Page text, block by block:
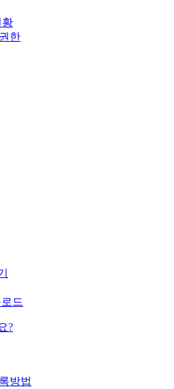
황
한
드
?
방법